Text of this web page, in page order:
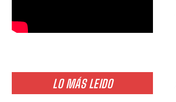
LO MÁS LEIDO